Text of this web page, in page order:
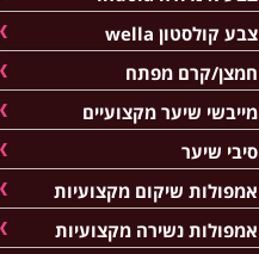
צבע קולסטון wella
חמצן/קרם מפתח
מייבשי שיער מקצועיים
סיבי שיער
אמפולות שיקום מקצועיות
אמפולות נשירה מקצועיות